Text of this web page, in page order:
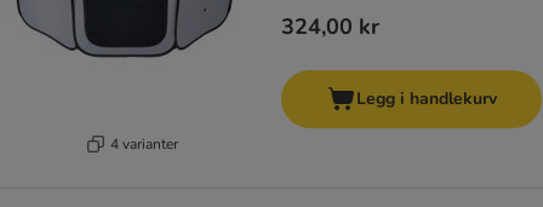
4 varianter
324,00 kr
Legg i handlekurv